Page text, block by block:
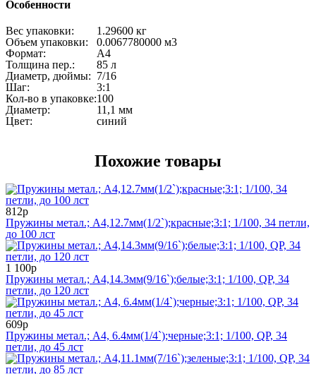
Особенности
Вес упаковки:
1.29600 кг
Объем упаковки:
0.0067780000 м3
Формат:
А4
Толщина пер.:
85 л
Диаметр, дюймы: 7/16
Шаг:
3:1
Кол-во в упаковке:100
Диаметр:
11,1 мм
Цвет:
синий
Похожие товары
812р
Пружины метал.; А4,12.7мм(1/2`);красные;3:1; 1/100, 34 петли,
до 100 лст
1 100р
Пружины метал.; А4,14.3мм(9/16`);белые;3:1; 1/100, QP, 34
петли, до 120 лст
609р
Пружины метал.; А4, 6.4мм(1/4`);черные;3:1; 1/100, QP, 34
петли, до 45 лст